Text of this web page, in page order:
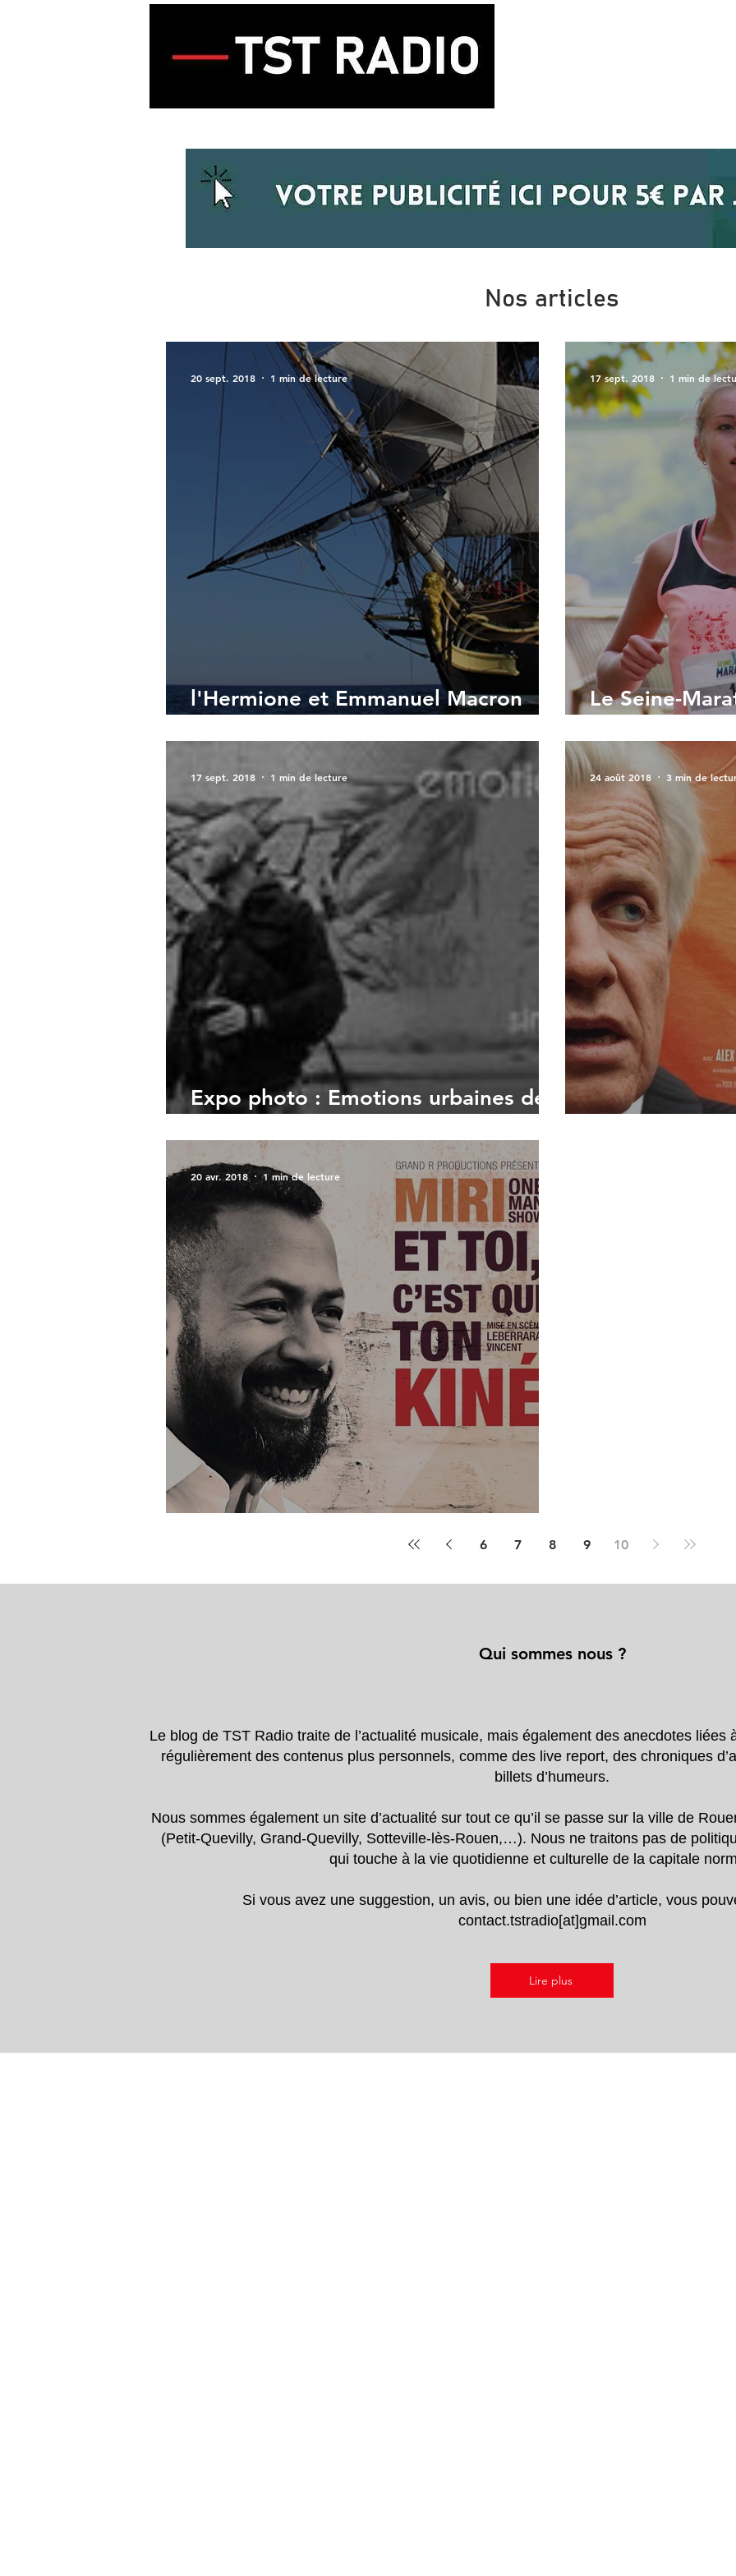
Nos articles
l'Hermione et Emmanuel Macron
20 sept. 2018 1 min de lecture
Le Seine-
17 sept. 2018 1 min de
Expo photo : Emotions urbaines de
17 sept. 2018 1 min de lecture 24 août 2018 3 min de
20 avr. 2018 1 min de lecture
6 7 8 9 10
Qui sommes nous ?
Le blog de TST Radio traite de l’actualité musicale, mais également des anecdotes liées
régulièrement des contenus plus personnels, comme des live report, des chroniques
billets d’humeurs.
Nous sommes également un site d’actualité sur tout ce qu’il se passe sur la ville de
(Petit-Quevilly, Grand-Quevilly, Sotteville-lès-Rouen,…). Nous ne traitons pas de
qui touche à la vie quotidienne et culturelle de la capitale
Si vous avez une suggestion, un avis, ou bien une idée d’article, vous
contact.tstradio[at]gmail.com
Lire plus